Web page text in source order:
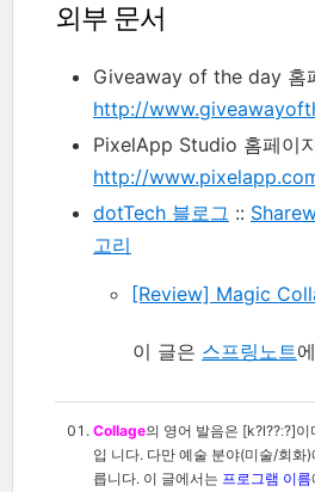
외부 문서
Giveaway of the day 홈
http://
PixelApp Studio 홈페이
http://
dotTech 블로그 ::
고리
[Review] Magic
이 글은 스프링노트
Collage의 영어 발음은 [k?l??ː?]
입 니다. 다만 예술 분야(미술/회화
릅니다. 이 글에서는 프로그램 이름